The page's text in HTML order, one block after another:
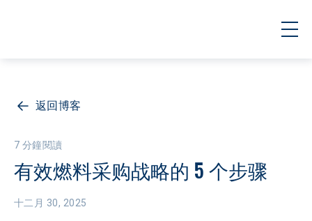
返回博客
7 分鐘閱讀
有效燃料采购战略的 5 个步骤
十二月 30, 2025